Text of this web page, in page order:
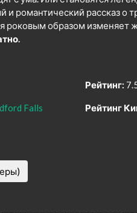
романтический рассказ о
роковым образом изменяет
Falls
Рейтинг:
Рейтинг